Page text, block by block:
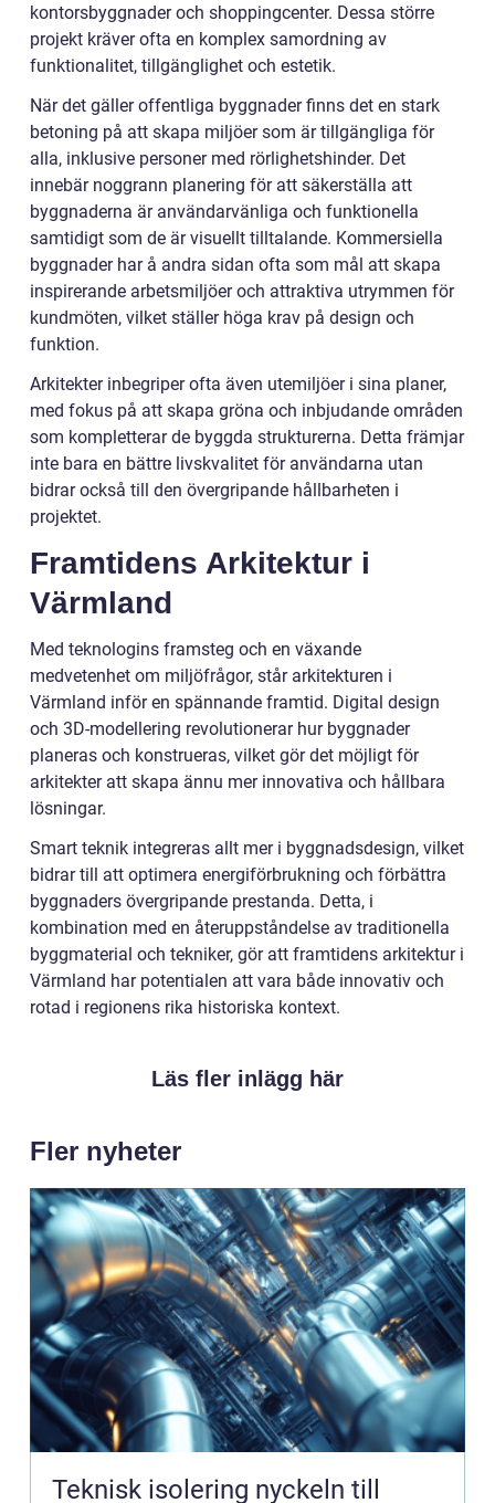
kontorsbyggnader och shoppingcenter. Dessa större
projekt kräver ofta en komplex samordning av
funktionalitet, tillgänglighet och estetik.
När det gäller offentliga byggnader finns det en stark
betoning på att skapa miljöer som är tillgängliga för
alla, inklusive personer med rörlighetshinder. Det
innebär noggrann planering för att säkerställa att
byggnaderna är användarvänliga och funktionella
samtidigt som de är visuellt tilltalande. Kommersiella
byggnader har å andra sidan ofta som mål att skapa
inspirerande arbetsmiljöer och attraktiva utrymmen för
kundmöten, vilket ställer höga krav på design och
funktion.
Arkitekter inbegriper ofta även utemiljöer i sina planer,
med fokus på att skapa gröna och inbjudande områden
som kompletterar de byggda strukturerna. Detta främjar
inte bara en bättre livskvalitet för användarna utan
bidrar också till den övergripande hållbarheten i
projektet.
Framtidens Arkitektur i
Värmland
Med teknologins framsteg och en växande
medvetenhet om miljöfrågor, står arkitekturen i
Värmland inför en spännande framtid. Digital design
och 3D-modellering revolutionerar hur byggnader
planeras och konstrueras, vilket gör det möjligt för
arkitekter att skapa ännu mer innovativa och hållbara
lösningar.
Smart teknik integreras allt mer i byggnadsdesign, vilket
bidrar till att optimera energiförbrukning och förbättra
byggnaders övergripande prestanda. Detta, i
kombination med en återuppståndelse av traditionella
byggmaterial och tekniker, gör att framtidens arkitektur i
Värmland har potentialen att vara både innovativ och
rotad i regionens rika historiska kontext.
Läs fler inlägg här
Fler nyheter
Teknisk isolering nyckeln till